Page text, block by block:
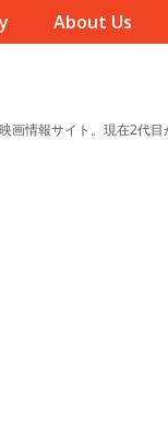
About Us
情報サイト。現在2代目